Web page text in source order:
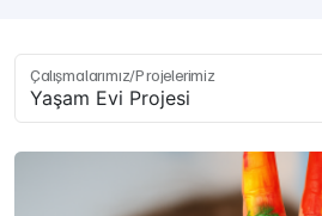
Çalışmalarımız/Projelerimiz